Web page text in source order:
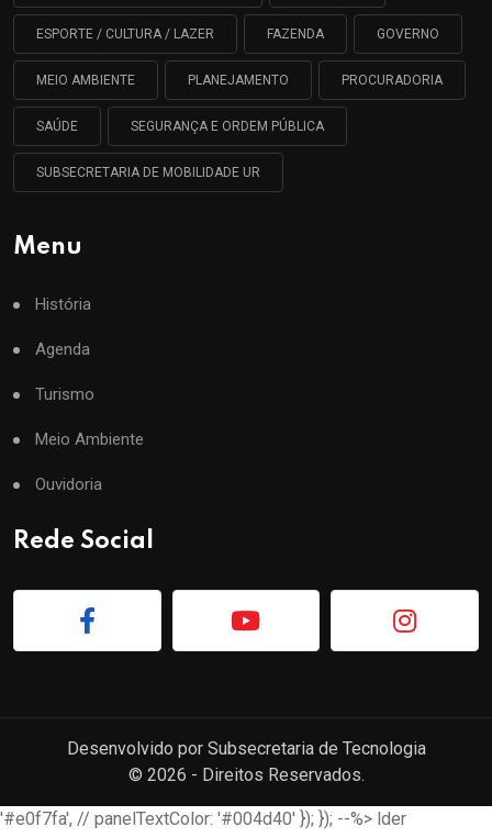
ESPORTE / CULTURA / LAZER FAZENDA GOVERNO
MEIO AMBIENTE PLANEJAMENTO PROCURADORIA
SAÚDE SEGURANÇA E ORDEM PÚBLICA
SUBSECRETARIA DE MOBILIDADE UR
Menu
História
Agenda
Turismo
Meio Ambiente
Ouvidoria
Rede Social
Desenvolvido por Subsecretaria de Tecnologia
© 2026 - Direitos Reservados.
'#e0f7fa', // panelTextColor: '#004d40' }); }); --%> lder